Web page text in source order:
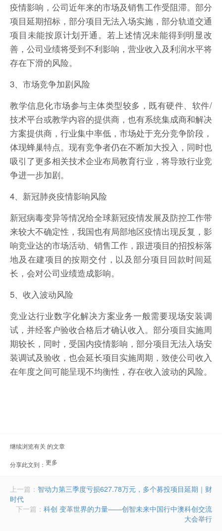
疫情影响，公司近年来的市场及销售工作受阻滞。部分
项目延期招标，部分项目无法入场实施，部分轨道交通
项目未能按原计划开通。若上述情况未能得到明显改
善，公司业绩将受到不利影响，营业收入及利润水平将
存在下滑的风险。
3、市场竞争加剧风险
教学信息化市场参与主体类型较多，既有硬件、软件/
技术平台或教学内容的提供商，也有系统集成商和解决
方案提供商，行业集中率低，市场处于充分竞争阶段，
体现蜂巢特点。现有竞争者仍在不断加大投入，同时也
吸引了更多相关技术企业布局教育行业，将导致行业竞
争进一步加剧。
4、新冠肺炎疫情影响风险
新冠病毒变异等情况给全球新冠疫情发展及防控工作带
来较大不确定性，我国也有局部地区疫情出现反复，影
响竞业达的市场活动、销售工作，跟进项目的招投标落
地及在建项目的按期交付，以及部分项目回款时间延
长，会对公司业绩造成影响。
5、收入波动风险
竞业达行业数字化解决方案业务一般需要现场安装调
试，并经客户验收合格后才确认收入。部分项目实施周
期较长，同时，受国内疫情影响，部分项目无法入场安
装调试及验收，也会延长项目实施周期，致使公司收入
在年度之间可能呈现不均衡性，存在收入波动的风险。
继续浏览有关 的文章
分享此文到： 更多
Math.ceil(new Date()/3600000)
上一篇： 智动力第三季度亏损627.78万元，多个募投项目延期｜财
时代
下一篇： 科创 变革世界的力量——创智未来中国行中澳科创交流
大会举行